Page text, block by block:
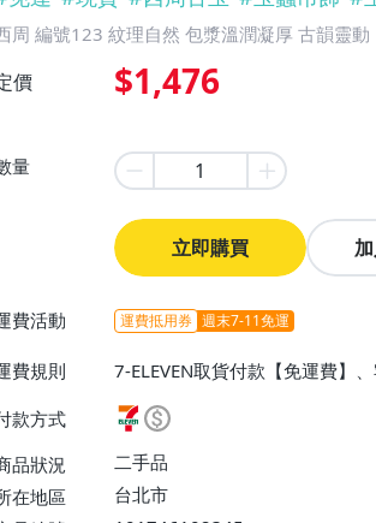
周 編號123 紋理自然 包漿溫潤凝厚 古韻靈動
價 $1,476
量
立即購買
費活動 運費抵用券 週末7-11免運
費規則
7-ELEVEN取貨付款【免運費】
款方式
品狀況
二手品
在地區
台北市